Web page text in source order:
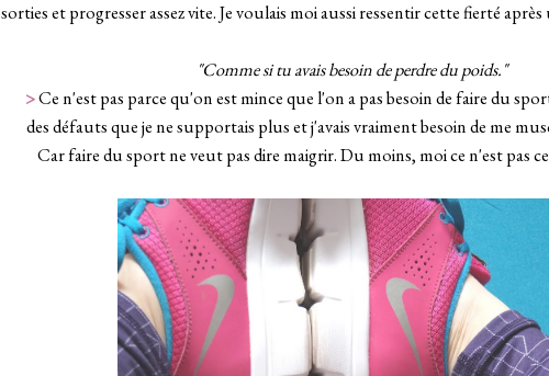
sorties et progresser assez vite. Je voulais moi aussi ressentir cette fierté
"Comme si tu avais besoin de perdre du poids."
>Ce n'est pas parce qu'on est mince que l'on a pas besoin de faire du
des défauts que je ne supportais plus et j'avais vraiment besoin de me
Car faire du sport ne veut pas dire maigrir. Du moins, moi ce n'est pas